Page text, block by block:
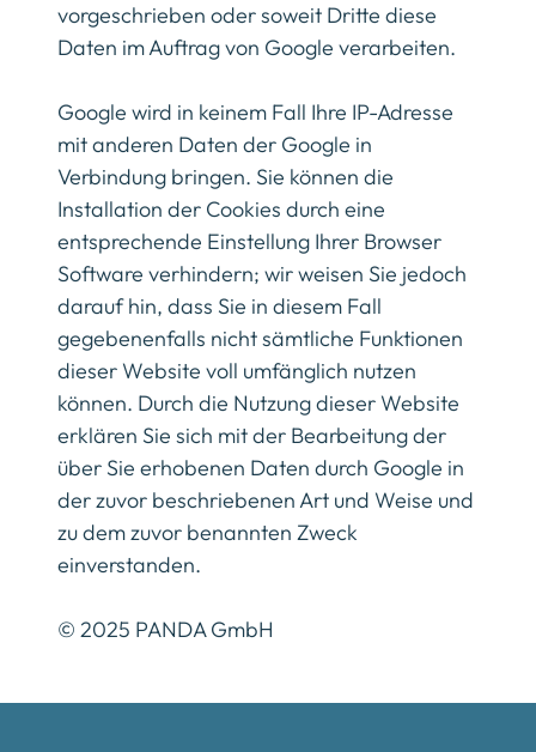
vorgeschrieben oder soweit Dritte diese
Daten im Auftrag von Google verarbeiten.
Google wird in keinem Fall Ihre IP-Adresse
mit anderen Daten der Google in
Verbindung bringen. Sie können die
Installation der Cookies durch eine
entsprechende Einstellung Ihrer Browser
Software verhindern; wir weisen Sie jedoch
darauf hin, dass Sie in diesem Fall
gegebenenfalls nicht sämtliche Funktionen
dieser Website voll umfänglich nutzen
können. Durch die Nutzung dieser Website
erklären Sie sich mit der Bearbeitung der
über Sie erhobenen Daten durch Google in
der zuvor beschriebenen Art und Weise und
zu dem zuvor benannten Zweck
einverstanden.
© 2025 PANDA GmbH